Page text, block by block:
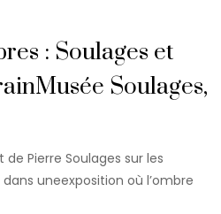
: Soulages et
Soulages,
de Pierre Soulages sur les
uneexposition où l’ombre